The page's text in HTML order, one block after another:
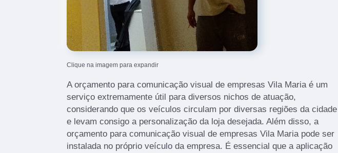
Clique na imagem para expandir
A orçamento para comunicação visual de empresas Vila Maria é um
serviço extremamente útil para diversos nichos de atuação,
considerando que os veículos circulam por diversas regiões da cidade
e levam consigo a personalização da loja desejada. Além disso, a
orçamento para comunicação visual de empresas Vila Maria pode ser
instalada no próprio veículo da empresa. É essencial que a aplicação